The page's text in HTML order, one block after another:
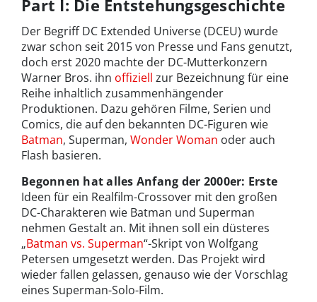
Part I: Die Entstehungsgeschichte
Der Begriff DC Extended Universe (DCEU) wurde
zwar schon seit 2015 von Presse und Fans genutzt,
doch erst 2020 machte der DC-Mutterkonzern
Warner Bros. ihn offiziell zur Bezeichnung für eine
Reihe inhaltlich zusammenhängender
Produktionen. Dazu gehören Filme, Serien und
Comics, die auf den bekannten DC-Figuren wie
Batman, Superman, Wonder Woman oder auch
Flash basieren.
Begonnen hat alles Anfang der 2000er: Erste
Ideen für ein Realfilm-Crossover mit den großen
DC-Charakteren wie Batman und Superman
nehmen Gestalt an. Mit ihnen soll ein düsteres
„Batman vs. Superman“-Skript von Wolfgang
Petersen umgesetzt werden. Das Projekt wird
wieder fallen gelassen, genauso wie der Vorschlag
eines Superman-Solo-Film.